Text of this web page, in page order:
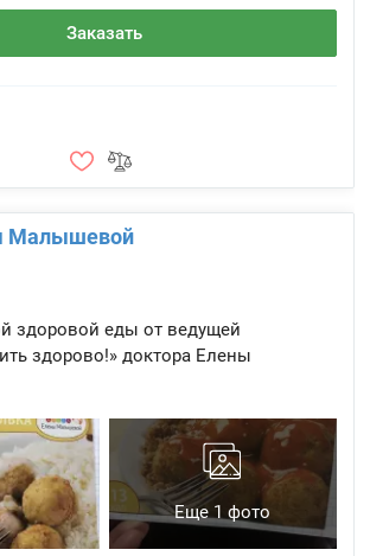
Заказать
Малышевой
здоровой еды от ведущей
здорово!» доктора Елены
Еще 1 фото